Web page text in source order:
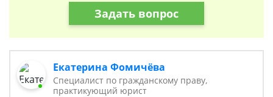
Задать вопрос
Екатерина Фомичёва
Специалист по гражданскому праву,
практикующий юрист